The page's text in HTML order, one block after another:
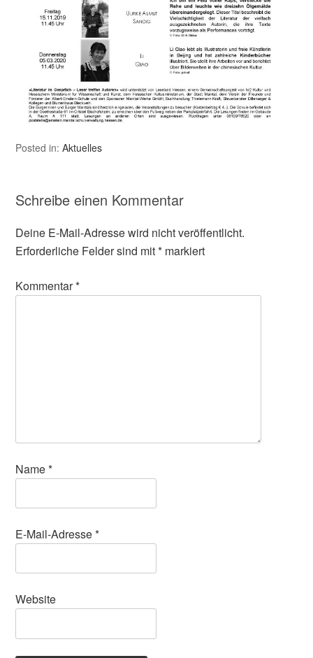
Posted in:Aktuelles
Schreibe einen Kommentar
Deine E-Mail-Adresse wird nicht veröffentlicht.
Erforderliche Felder sind mit* markiert
Kommentar*
Name*
E-Mail-Adresse*
Website